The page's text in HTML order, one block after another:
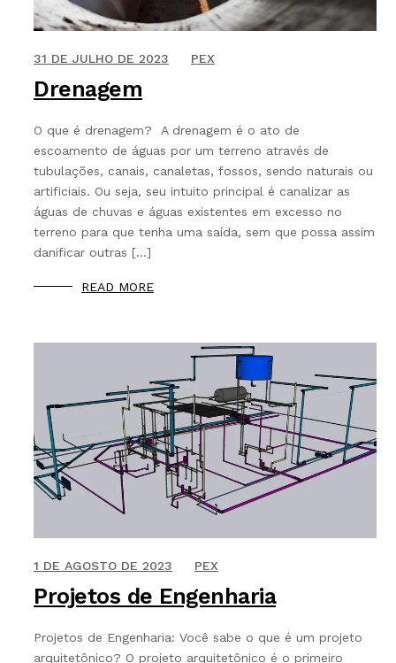
27 DE SETEMBRO DE 2021
31 DE JULHO DE 2023 PEX
Drenagem
O que é drenagem? A drenagem é o ato de
escoamento de águas por um terreno através de
tubulações, canais, canaletas, fossos, sendo naturais ou
artificiais. Ou seja, seu intuito principal é canalizar as
águas de chuvas e águas existentes em excesso no
terreno para que tenha uma saída, sem que possa assim
danificar outras […]
READ MORE
5 DE SETEMBRO DE 2021
1 DE AGOSTO DE 2023 PEX
Projetos de Engenharia
Projetos de Engenharia: Você sabe o que é um projeto
arquitetônico? O projeto arquitetônico é o primeiro